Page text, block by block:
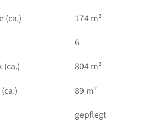
(ca.)
174 m²
6
(ca.)
804 m²
89 m²
gepflegt